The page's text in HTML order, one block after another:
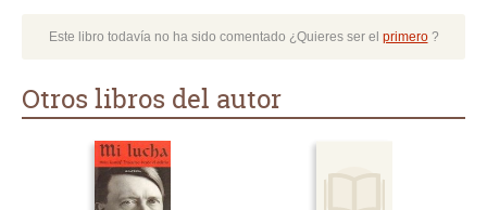
Este libro todavía no ha sido comentado ¿Quieres ser el primero?
Otros libros del autor